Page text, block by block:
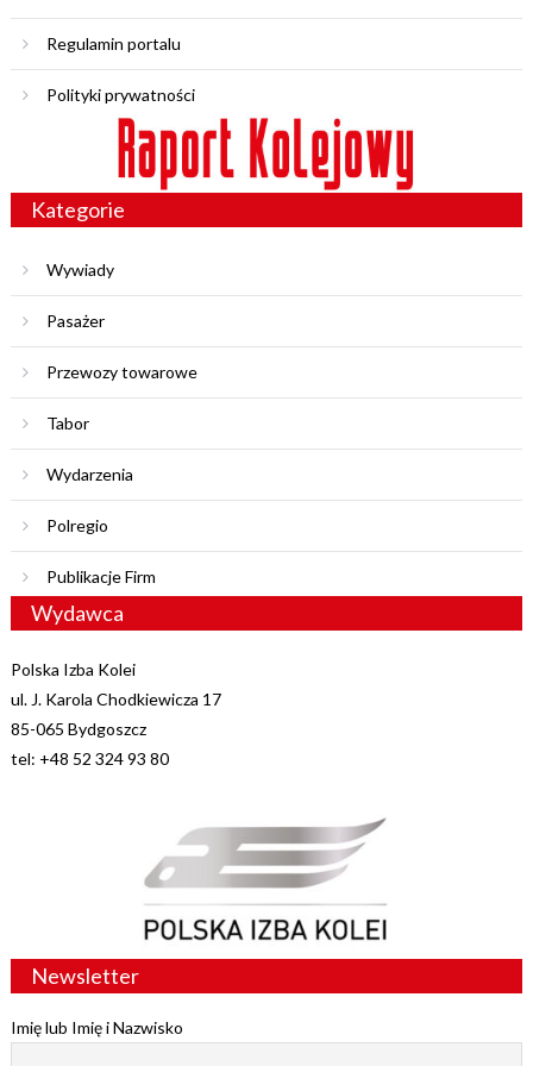
Regulamin portalu
Polityki prywatności
Kategorie
Wywiady
Pasażer
Przewozy towarowe
Tabor
Wydarzenia
Polregio
Publikacje Firm
Wydawca
Polska Izba Kolei
ul. J. Karola Chodkiewicza 17
85-065 Bydgoszcz
tel: +48 52 324 93 80
Newsletter
Imię lub Imię i Nazwisko